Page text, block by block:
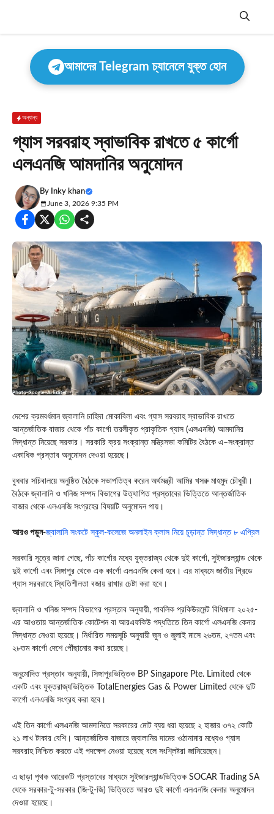
Menu
আমাদের Telegram চ্যানেলে যুক্ত হোন
অন্যান্য
গ্যাস সরবরাহ স্বাভাবিক রাখতে ৫ কার্গো
এলএনজি আমদানির অনুমোদন
By Inky khan
June 3, 2026 9:35 PM
দেশের ক্রমবর্ধমান জ্বালানি চাহিদা মোকাবিলা এবং গ্যাস সরবরাহ স্বাভাবিক রাখতে
আন্তর্জাতিক বাজার থেকে পাঁচ কার্গো তরলীকৃত প্রাকৃতিক গ্যাস (এলএনজি) আমদানির
সিদ্ধান্ত নিয়েছে সরকার। সরকারি ক্রয় সংক্রান্ত মন্ত্রিসভা কমিটির বৈঠকে এ–সংক্রান্ত
একাধিক প্রস্তাব অনুমোদন দেওয়া হয়েছে।
বুধবার সচিবালয়ে অনুষ্ঠিত বৈঠকে সভাপতিত্ব করেন অর্থমন্ত্রী আমির খসরু মাহমুদ চৌধুরী।
বৈঠকে জ্বালানি ও খনিজ সম্পদ বিভাগের উত্থাপিত প্রস্তাবের ভিত্তিতে আন্তর্জাতিক
বাজার থেকে এলএনজি সংগ্রহের বিষয়টি অনুমোদন পায়।
আরও পড়ুন-জ্বালানি সংকটে স্কুল-কলেজে অনলাইন ক্লাস নিয়ে চূড়ান্ত সিদ্ধান্ত ৮ এপ্রিল
সরকারি সূত্রে জানা গেছে, পাঁচ কার্গোর মধ্যে যুক্তরাজ্য থেকে দুই কার্গো, সুইজারল্যান্ড থেকে
দুই কার্গো এবং সিঙ্গাপুর থেকে এক কার্গো এলএনজি কেনা হবে। এর মাধ্যমে জাতীয় গ্রিডে
গ্যাস সরবরাহে স্থিতিশীলতা বজায় রাখার চেষ্টা করা হবে।
জ্বালানি ও খনিজ সম্পদ বিভাগের প্রস্তাব অনুযায়ী, পাবলিক প্রকিউরমেন্ট বিধিমালা ২০২৫-
এর আওতায় আন্তর্জাতিক কোটেশন বা আরএফকিউ পদ্ধতিতে তিন কার্গো এলএনজি কেনার
সিদ্ধান্ত নেওয়া হয়েছে। নির্ধারিত সময়সূচি অনুযায়ী জুন ও জুলাই মাসে ২৬তম, ২৭তম এবং
২৮তম কার্গো দেশে পৌঁছানোর কথা রয়েছে।
অনুমোদিত প্রস্তাব অনুযায়ী, সিঙ্গাপুরভিত্তিক BP Singapore Pte. Limited থেকে
একটি এবং যুক্তরাজ্যভিত্তিক TotalEnergies Gas & Power Limited থেকে দুটি
কার্গো এলএনজি সংগ্রহ করা হবে।
এই তিন কার্গো এলএনজি আমদানিতে সরকারের মোট ব্যয় ধরা হয়েছে ২ হাজার ৩৭২ কোটি
২১ লাখ টাকার বেশি। আন্তর্জাতিক বাজারে জ্বালানির দামের ওঠানামার মধ্যেও গ্যাস
সরবরাহ নিশ্চিত করতে এই পদক্ষেপ নেওয়া হয়েছে বলে সংশ্লিষ্টরা জানিয়েছেন।
এ ছাড়া পৃথক আরেকটি প্রস্তাবের মাধ্যমে সুইজারল্যান্ডভিত্তিক SOCAR Trading SA
থেকে সরকার-টু-সরকার (জি-টু-জি) ভিত্তিতে আরও দুই কার্গো এলএনজি কেনার অনুমোদন
দেওয়া হয়েছে।